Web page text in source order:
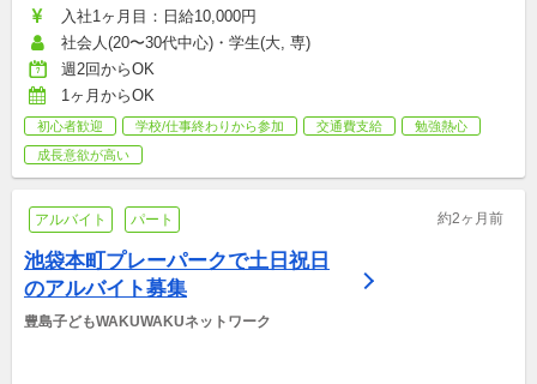
入社1ヶ月目：日給10,000円
社会人(20〜30代中心)・学生(大, 専)
週2回からOK
1ヶ月からOK
初心者歓迎 学校/仕事終わりから参加 交通費支給
勉強熱心
成長意欲が高い
アルバイト パート 約2ヶ月前
池袋本町プレーパークで土日祝日
のアルバイト募集
豊島子どもWAKUWAKUネットワーク